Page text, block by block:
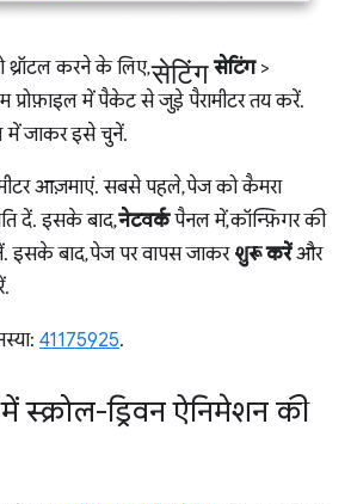
करने के लिए,सेटिंग सेटिंग>
प्रोफ़ाइल में पैकेट से जुड़े पैरामीटर तय करें.
जाकर इसे चुनें.
आज़माएं. सबसे पहले, पेज को कैमरा
दें. इसके बाद,नेटवर्कपैनल में, कॉन्फ़िगर की
इसके बाद, पेज पर वापस जाकर शुरू करेंऔर
41175925.
स्क्रोल-ड्रिवन ऐनिमेशन की